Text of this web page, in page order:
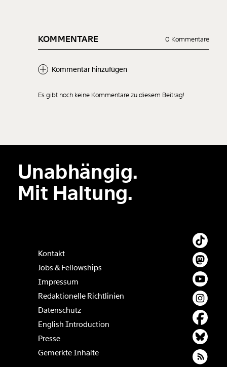
KOMMENTARE 0 Kommentare
Kommentar hinzufügen
Der Inhalt dieses Feldes wird nicht öffentlich zugänglich angezeigt.
Es gibt noch keine Kommentare zu diesem Beitrag!
Unabhängig.
Mit Haltung.
Kontakt
Jobs & Fellowships
Impressum
Redaktionelle Richtlinien
Datenschutz
English Introduction
Presse
Gemerkte Inhalte